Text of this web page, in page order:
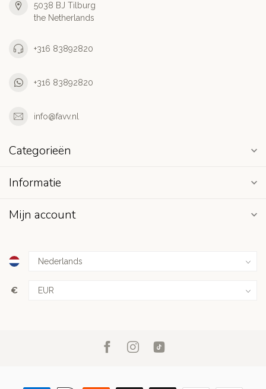
5038 BJ Tilburg
the Netherlands
+316 83892820
+316 83892820
info@favv.nl
Categorieën
Informatie
Mijn account
€